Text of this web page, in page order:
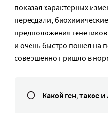
показал характерных
пересдали,
предположения
и очень быстро пошел на
совершенно пришло в
Какой ген, такое